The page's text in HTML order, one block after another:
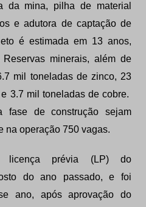
da mina, pilha de material
e adutora de captação de
é estimada em 13 anos,
minerais, além de
mil toneladas de zinco, 23
3.7 mil toneladas de cobre.
fase de construção sejam
na operação 750 vagas.
prévia (LP) do
do ano passado, e foi
ano, após aprovação do